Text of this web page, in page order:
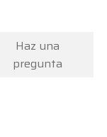
Haz una
pregunta